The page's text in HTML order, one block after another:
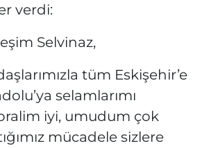
verdi:
Selvinaz,
tüm Eskişehir’e
selamlarımı
iyi, umudum çok
mücadele sizlere